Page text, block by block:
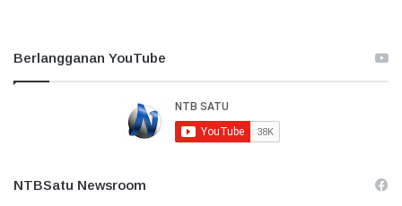
Berlangganan YouTube
NTBSatu Newsroom